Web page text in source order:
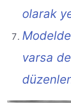
olarak
varsa